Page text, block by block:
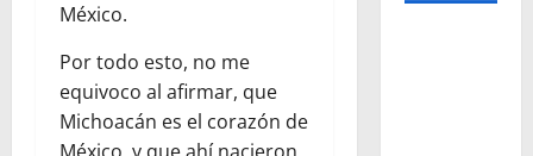
México.
Por todo esto, no me
equivoco al afirmar, que
Michoacán es el corazón de